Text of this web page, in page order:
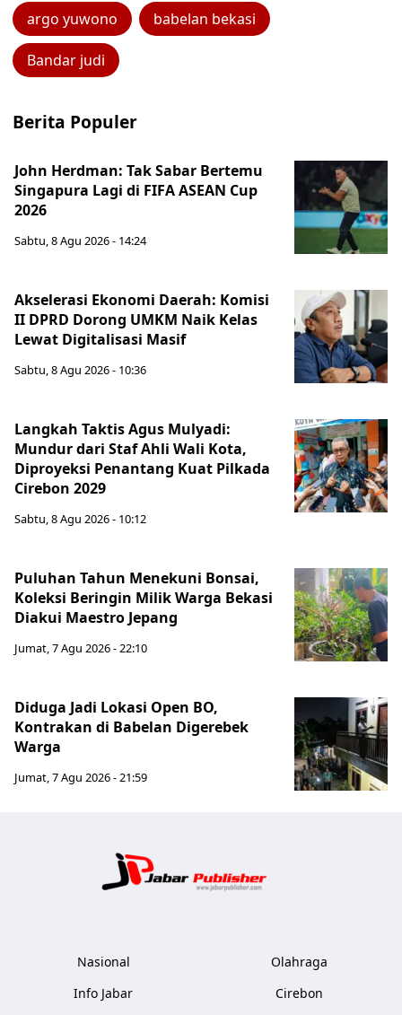
argo yuwono babelan bekasi
Bandar judi
Berita Populer
John Herdman: Tak Sabar Bertemu
Singapura Lagi di FIFA ASEAN Cup
2026
Sabtu, 8 Agu 2026 - 14:24
Akselerasi Ekonomi Daerah: Komisi
II DPRD Dorong UMKM Naik Kelas
Lewat Digitalisasi Masif
Sabtu, 8 Agu 2026 - 10:36
Langkah Taktis Agus Mulyadi:
Mundur dari Staf Ahli Wali Kota,
Diproyeksi Penantang Kuat Pilkada
Cirebon 2029
Sabtu, 8 Agu 2026 - 10:12
Puluhan Tahun Menekuni Bonsai,
Koleksi Beringin Milik Warga Bekasi
Diakui Maestro Jepang
Jumat, 7 Agu 2026 - 22:10
Diduga Jadi Lokasi Open BO,
Kontrakan di Babelan Digerebek
Warga
Jumat, 7 Agu 2026 - 21:59
Nasional
Info Jabar
Olahraga
Cirebon